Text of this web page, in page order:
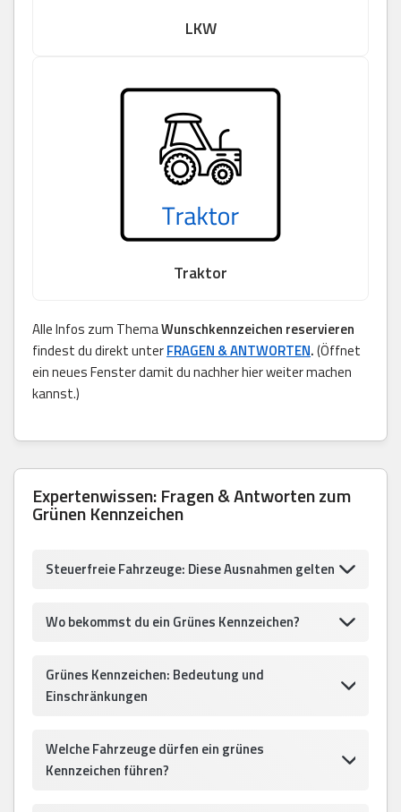
LKW
Traktor
Alle Infos zum ThemaWunschkennzeichen reservieren
findest du direkt unterFRAGEN & ANTWORTEN.(Öffnet
ein neues Fenster damit du nachher hier weiter machen
kannst.)
Expertenwissen: Fragen & Antworten zum
Grünen Kennzeichen
Steuerfreie Fahrzeuge: Diese Ausnahmen gelten
Wo bekommst du ein Grünes Kennzeichen?
Grünes Kennzeichen: Bedeutung und
Einschränkungen
Welche Fahrzeuge dürfen ein grünes
Kennzeichen führen?